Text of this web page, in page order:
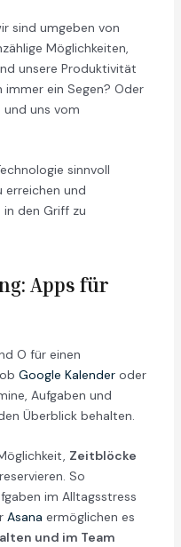
sind umgeben von
Möglichkeiten,
unsere Produktivität
immer ein Segen? Oder
und uns vom
sinnvoll
erreichen und
den Griff zu
Apps für
O für einen
Google Kalenderoder
Aufgaben und
Überblick behalten.
Zeitblöcke
So
im Alltagsstress
Asana ermöglichen es
und im Team